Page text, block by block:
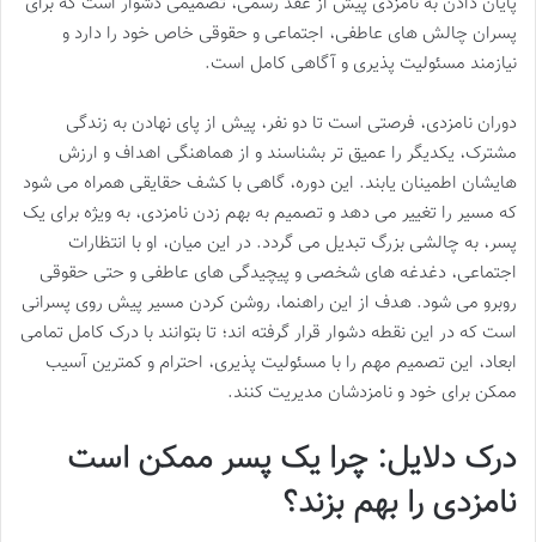
پسران چالش های عاطفی، اجتماعی و حقوقی خاص خود را دارد و
نیازمند مسئولیت پذیری و آگاهی کامل است.
دوران نامزدی، فرصتی است تا دو نفر، پیش از پای نهادن به زندگی
مشترک، یکدیگر را عمیق تر بشناسند و از هماهنگی اهداف و ارزش
هایشان اطمینان یابند. این دوره، گاهی با کشف حقایقی همراه می شود
که مسیر را تغییر می دهد و تصمیم به بهم زدن نامزدی، به ویژه برای یک
پسر، به چالشی بزرگ تبدیل می گردد. در این میان، او با انتظارات
اجتماعی، دغدغه های شخصی و پیچیدگی های عاطفی و حتی حقوقی
روبرو می شود. هدف از این راهنما، روشن کردن مسیر پیش روی پسرانی
است که در این نقطه دشوار قرار گرفته اند؛ تا بتوانند با درک کامل تمامی
ابعاد، این تصمیم مهم را با مسئولیت پذیری، احترام و کمترین آسیب
ممکن برای خود و نامزدشان مدیریت کنند.
درک دلایل: چرا یک پسر ممکن است
نامزدی را بهم بزند؟